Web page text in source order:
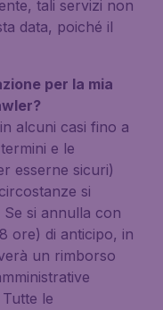
tali servizi non
data, poiché il
per la mia
alcuni casi fino a
e le
esserne sicuri)
si
si annulla con
ore) di anticipo, in
un rimborso
le